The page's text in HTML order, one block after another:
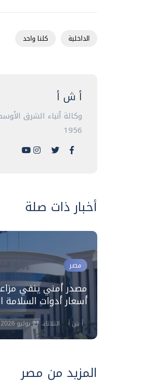
الداخلية كلنا واحد
أ ش أ
وكالة أنباء الشرق
1956
أخبار ذات صلة
مصر
مصدر أمني ينفي
أسعار أدوات السلامة
أ ش أ الثلاثاء، 21 يوليو 2026 01:12 ص
المزيد من مصر